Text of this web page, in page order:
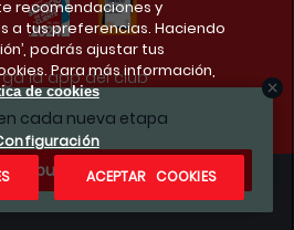
cada nueva etapa
apuntas?
la app del club
recomendaciones y
a tus preferencias. Haciendo
podrás ajustar tus
Para más información,
de cookies
ACEPTAR COOKIES